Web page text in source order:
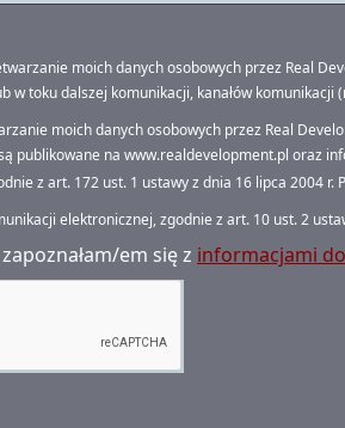
moich danych osobowych przez Real
w toku dalszej komunikacji, kanałów komunikacji
moich danych osobowych przez Real
publikowane na www.realdevelopment.pl oraz
z art. 172 ust. 1 ustawy z dnia 16 lipca 2004 r.
elektronicznej, zgodnie z art. 10 ust. 2
em się z informacjami